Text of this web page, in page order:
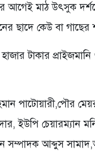
আগেই মাঠ উৎসুক
ছাদে কেউ বা
টাকার
পাটোয়ারী,পৌর
ইউপি
সম্পাদক আব্দুস